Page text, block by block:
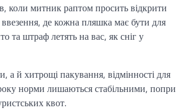
коли митник раптом просить відкрити
де кожна пляшка має бути для
та штраф летять на вас, як сніг у
а й хитрощі пакування, відмінності для
норми лишаються стабільними, попри
квот.